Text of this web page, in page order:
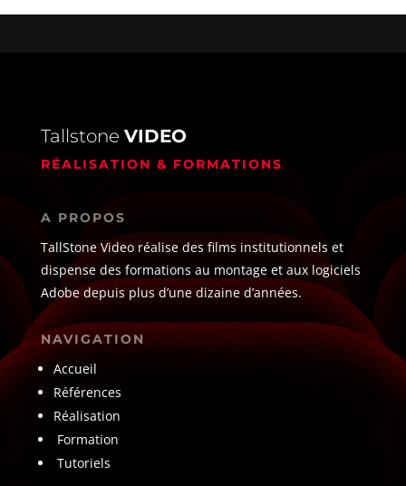
Tallstone VIDEO
RÉALISATION & FORMATIONS
A PROPOS
TallStone Video réalise des films institutionnels et
dispense des formations au montage et aux logiciels
Adobe depuis plus d’une dizaine d’années.
NAVIGATION
Accueil
Références
Réalisation
Formation
Tutoriels